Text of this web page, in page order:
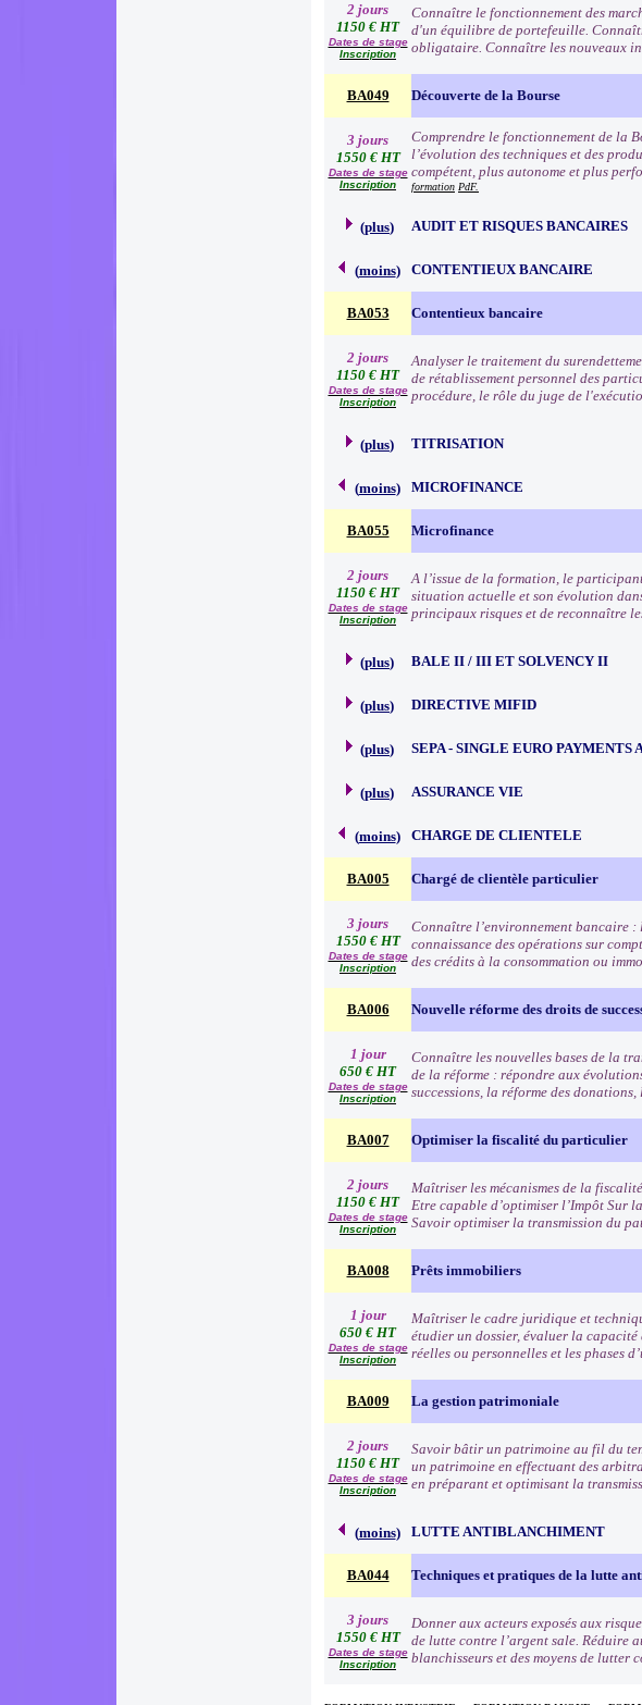
2 jours
1150 € HT
Dates de stage
Inscription
Connaître le fonctionnement des
d'un équilibre de portefeuille.
obligataire. Connaître les nouveaux
BA049 Découverte de la Bourse
3 jours
1550 € HT
Dates de stage
Inscription
Comprendre le fonctionnement de la
l’évolution des techniques et des
compétent, plus autonome et plus
formation PdF.
(plus) AUDIT ET RISQUES BANCAIRES
(moins) CONTENTIEUX BANCAIRE
BA053 Contentieux bancaire
2 jours
1150 € HT
Dates de stage
Inscription
Analyser le traitement du
de rétablissement personnel des
procédure, le rôle du juge de
(plus) TITRISATION
(moins) MICROFINANCE
BA055 Microfinance
2 jours
1150 € HT
Dates de stage
Inscription
A l’issue de la formation, le
situation actuelle et son évolution
principaux risques et de reconnaître
(plus) BALE II / III ET SOLVENCY II
(plus) DIRECTIVE MIFID
(plus) SEPA - SINGLE EURO PAYMENTS
(plus) ASSURANCE VIE
(moins) CHARGE DE CLIENTELE
BA005 Chargé de clientèle particulier
3 jours
1550 € HT
Dates de stage
Inscription
Connaître l’environnement bancaire :
connaissance des opérations sur
des crédits à la consommation ou
BA006 Nouvelle réforme des droits de
1 jour
650 € HT
Dates de stage
Inscription
Connaître les nouvelles bases de la
de la réforme : répondre aux
successions, la réforme des
BA007 Optimiser la fiscalité du particulier
2 jours
1150 € HT
Dates de stage
Inscription
Maîtriser les mécanismes de la
Etre capable d’optimiser l’Impôt Sur
Savoir optimiser la transmission du
BA008 Prêts immobiliers
1 jour
650 € HT
Dates de stage
Inscription
Maîtriser le cadre juridique et
étudier un dossier, évaluer la
réelles ou personnelles et les phases
BA009 La gestion patrimoniale
2 jours
1150 € HT
Dates de stage
Inscription
Savoir bâtir un patrimoine au fil du
un patrimoine en effectuant des
en préparant et optimisant la
(moins) LUTTE ANTIBLANCHIMENT
BA044 Techniques et pratiques de la lutte
3 jours
1550 € HT
Dates de stage
Inscription
Donner aux acteurs exposés aux
de lutte contre l’argent sale. Réduire
blanchisseurs et des moyens de lutter